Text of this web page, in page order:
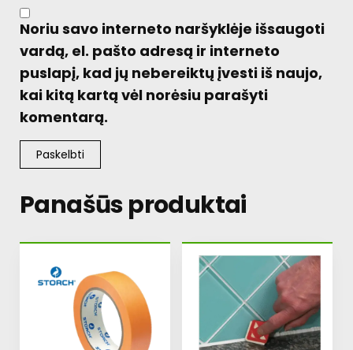
Noriu savo interneto naršyklėje išsaugoti
vardą, el. pašto adresą ir interneto
puslapį, kad jų nebereiktų įvesti iš naujo,
kai kitą kartą vėl norėsiu parašyti
komentarą.
Panašūs produktai